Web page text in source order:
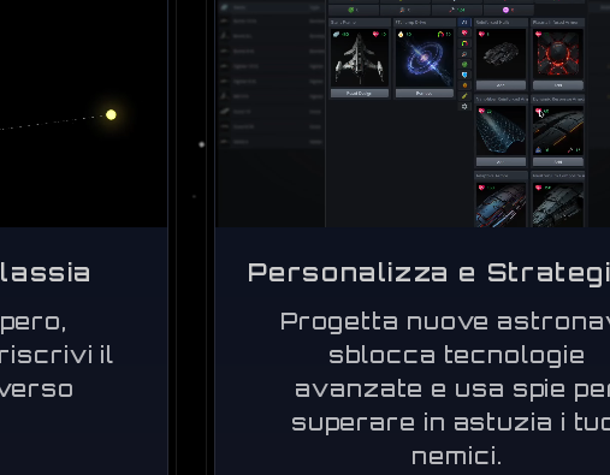
il
Personalizza e
Progetta nuove
sblocca tecnologie
avanzate e usa spie
superare in astuzia i
nemici.